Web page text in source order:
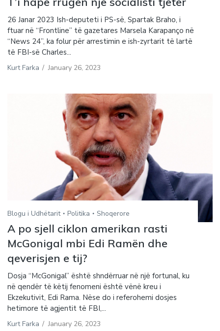
26 Janar 2023 Ish-deputeti i PS-së, Spartak Braho, i
ftuar në “Frontline” të gazetares Marsela Karapanço në
“News 24”, ka folur për arrestimin e ish-zyrtarit të lartë
të FBI-së Charles...
Kurt Farka / January 26, 2023
Blogu i Udhëtarit Politika Shoqerore
A po sjell ciklon amerikan rasti
McGonigal mbi Edi Ramën dhe
qeverisjen e tij?
Dosja “McGonigal” është shndërruar në një fortunal, ku
në qendër të këtij fenomeni është vënë kreu i
Ekzekutivit, Edi Rama. Nëse do i referohemi dosjes
hetimore të agjentit të FBI,...
Kurt Farka / January 26, 2023